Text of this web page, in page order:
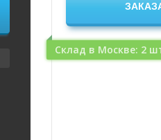
Склад в Москве: 2